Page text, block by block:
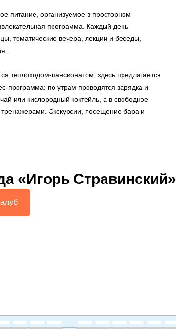
питание, организуемое в просторном
программа. Каждый день
тематические вечера, лекции и беседы,
теплоходом-пансионатом, здесь предлагается
программа: по утрам проводятся зарядка и
или кислородный коктейль, а в свободное
Экскурсии, посещение бара и
«Игорь Стравинский»